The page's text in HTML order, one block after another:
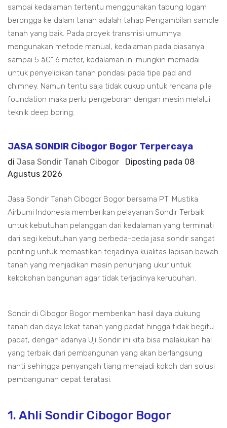
sampai kedalaman tertentu menggunakan tabung logam
berongga ke dalam tanah adalah tahap Pengambilan sample
tanah yang baik. Pada proyek transmisi umumnya
mengunakan metode manual, kedalaman pada biasanya
sampai 5 â€“ 6 meter, kedalaman ini mungkin memadai
untuk penyelidikan tanah pondasi pada tipe pad and
chimney. Namun tentu saja tidak cukup untuk rencana pile
foundation maka perlu pengeboran dengan mesin melalui
teknik deep boring.
JASA SONDIR Cibogor Bogor Terpercaya
di Jasa Sondir Tanah Cibogor Diposting pada 08
Agustus 2026
Jasa Sondir Tanah Cibogor Bogor bersama PT. Mustika
Airbumi Indonesia memberikan pelayanan Sondir Terbaik
untuk kebutuhan pelanggan dari kedalaman yang terminati
dari segi kebutuhan yang berbeda-beda jasa sondir sangat
penting untuk memastikan terjadinya kualitas lapisan bawah
tanah yang menjadikan mesin penunjang ukur untuk
kekokohan bangunan agar tidak terjadinya kerubuhan.
Sondir di Cibogor Bogor memberikan hasil daya dukung
tanah dan daya lekat tanah yang padat hingga tidak begitu
padat, dengan adanya Uji Sondir ini kita bisa melakukan hal
yang terbaik dari pembangunan yang akan berlangsung
nanti sehingga penyangah tiang menajadi kokoh dan solusi
pembangunan cepat teratasi.
1. Ahli Sondir Cibogor Bogor